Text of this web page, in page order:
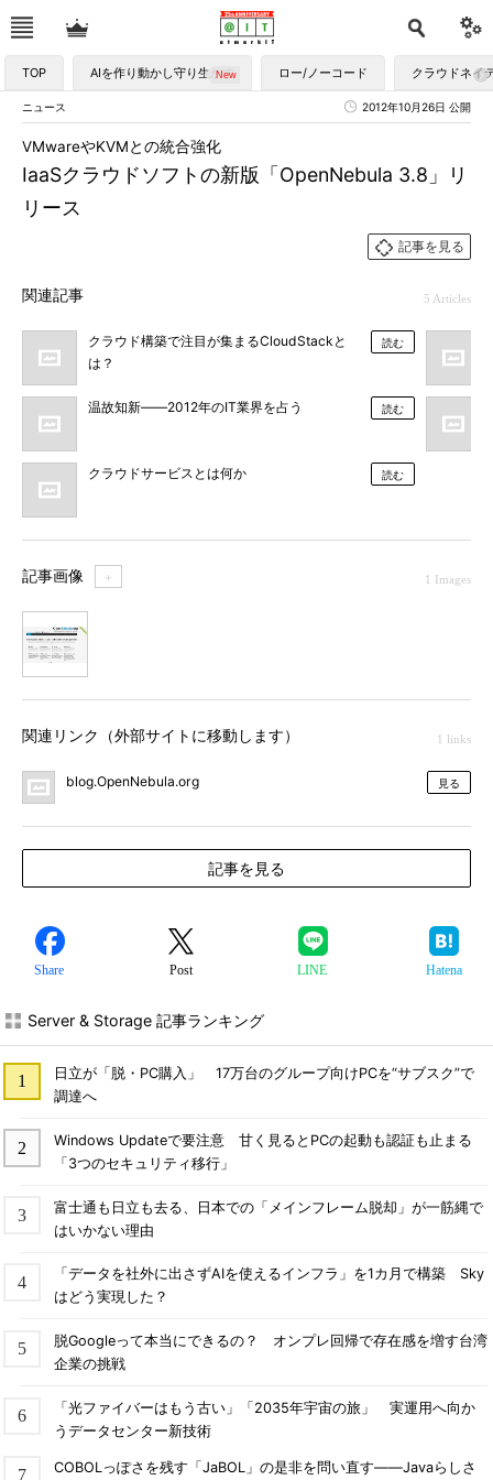
TOP AIを作り動かし守り生かす ロー/ノーコード クラウドネイ
ニュース 2012年10月26日 公開
IaaSクラウドソフトの新版「OpenNebula 3.8」リ
リース
VMwareやKVMとの統合強化
記事を見る
関連記事 5 Articles
クラウド構築で注目が集まるCloudStackと
は？
読む
温故知新――2012年のIT業界を占う 読む
クラウドサービスとは何か 読む
記事画像 ＋ 1 Images
関連リンク（外部サイトに移動します） 1 links
blog.OpenNebula.org 見る
記事を見る
Share Post LINE Hatena
Server & Storage 記事ランキング
日立が「脱・PC購入」 17万台のグループ向けPCを“サブスク”で
調達へ
Windows Updateで要注意 甘く見るとPCの起動も認証も止まる
「3つのセキュリティ移行」
富士通も日立も去る、日本での「メインフレーム脱却」が一筋縄で
はいかない理由
「データを社外に出さずAIを使えるインフラ」を1カ月で構築 Sky
はどう実現した？
脱Googleって本当にできるの？ オンプレ回帰で存在感を増す台湾
企業の挑戦
「光ファイバーはもう古い」「2035年宇宙の旅」 実運用へ向か
うデータセンター新技術
COBOLっぽさを残す「JaBOL」の是非を問い直す――Javaらしさ